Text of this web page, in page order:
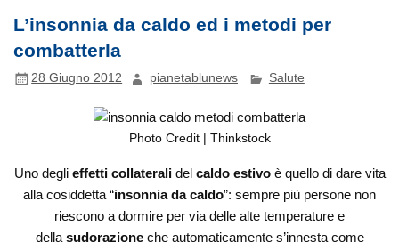
L’insonnia da caldo ed i metodi per
combatterla
28 Giugno 2012 pianetablunews Salute
Photo Credit | Thinkstock
Uno degli effetti collateralidel caldo estivoè quello di dare vita
alla cosiddetta “insonnia da caldo”: sempre più persone non
riescono a dormire per via delle alte temperature e
della sudorazioneche automaticamente s’innesta come